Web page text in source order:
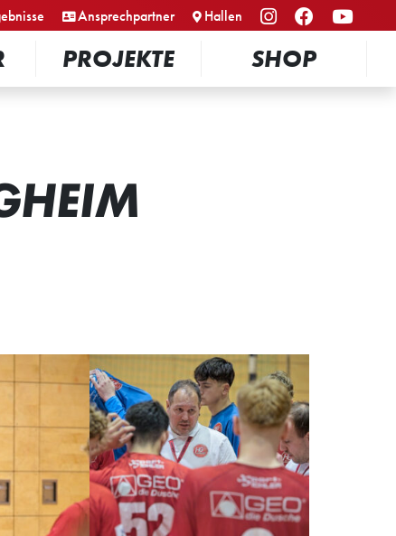
Ansprechpartner Hallen
PROJEKTE SHOP